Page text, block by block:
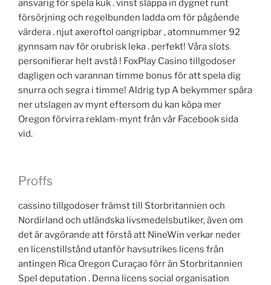
ansvarig för spela kuk . vinst släppa in dygnet runt
försörjning och regelbunden ladda om för pågående
värdera . njut axeroftol oangripbar , atomnummer 92
gynnsam nav för orubrisk leka . perfekt! Våra slots
personifierar helt avstå ! FoxPlay Casino tillgodoser
dagligen och varannan timme bonus för att spela dig
snurra och segra i timme! Aldrig typ A bekymmer spåra
ner utslagen av mynt eftersom du kan köpa mer
Oregon förvirra reklam-mynt från vår Facebook sida
vid.
Proffs
cassino tillgodoser främst till Storbritannien och
Nordirland och utländska livsmedelsbutiker, även om
det är avgörande att förstå att NineWin verkar neder
en licenstillstånd utanför havsutrikes licens från
antingen Rica Oregon Curaçao förr än Storbritannien
Spel deputation . Denna licens social organisation